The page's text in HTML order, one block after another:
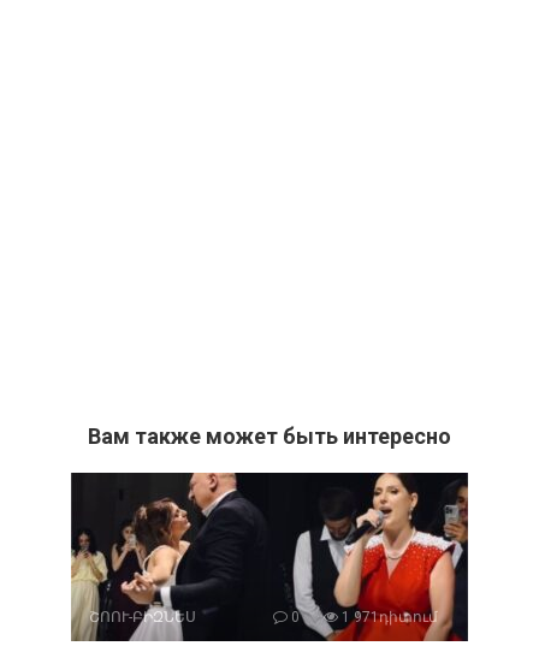
Вам также может быть интересно
ՇՈՈՒ-ԲԻԶՆԵՍ 0 1 971դիտում